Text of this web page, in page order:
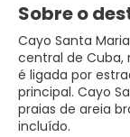
Sobre o
Cayo Santa
central de Cuba,
é ligada por
principal. Cayo
praias de areia
incluído.